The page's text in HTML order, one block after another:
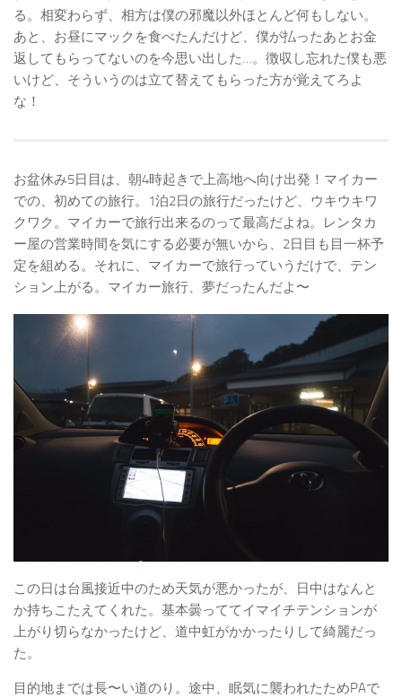
る。相変わらず、相方は僕の邪魔以外ほとんど何もしない。
あと、お昼にマックを食べたんだけど、僕が払ったあとお金
返してもらってないのを今思い出した…。徴収し忘れた僕も悪
いけど、そういうのは立て替えてもらった方が覚えてろよ
な！
お盆休み5日目は、朝4時起きで上高地へ向け出発！マイカー
での、初めての旅行。1泊2日の旅行だったけど、ウキウキワ
クワク。マイカーで旅行出来るのって最高だよね。レンタカ
ー屋の営業時間を気にする必要が無いから、2日目も目一杯予
定を組める。それに、マイカーで旅行っていうだけで、テン
ション上がる。マイカー旅行、夢だったんだよ〜
この日は台風接近中のため天気が悪かったが、日中はなんと
か持ちこたえてくれた。基本曇っててイマイチテンションが
上がり切らなかったけど、道中虹がかかったりして綺麗だっ
た。
目的地までは長〜い道のり。途中、眠気に襲われたためPAで